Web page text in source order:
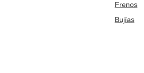
Frenos
Bujías